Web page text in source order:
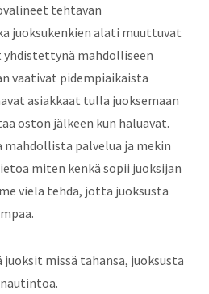
tehtävän
juoksukenkien alati muuttuvat
mahdolliseen
vaativat pidempiaikaista
asiakkaat tulla juoksemaan
oston jälkeen kun haluavat.
mahdollista palvelua ja mekin
miten kenkä sopii juoksijan
vielä tehdä, jotta juoksusta
missä tahansa, juoksusta